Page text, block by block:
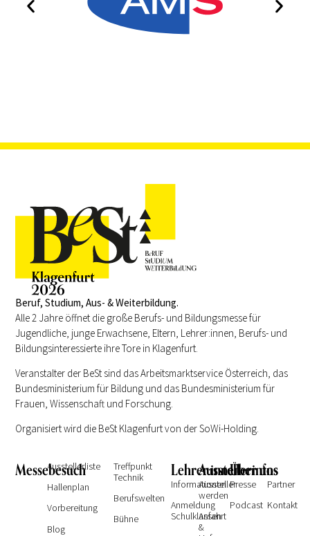
Beruf, Studium, Aus- & Weiterbildung.
Alle 2 Jahre öffnet die große Berufs- und Bildungsmesse für
Jugendliche, junge Erwachsene, Eltern, Lehrer:innen, Berufs- und
Bildungsinteressierte ihre Tore in Klagenfurt.
Veranstalter der BeSt sind das Arbeitsmarktservice Österreich, das
Bundesministerium für Bildung und das Bundesministerium für
Frauen, Wissenschaft und Forschung.
Organisiert wird die BeSt Klagenfurt von der SoWi-Holding.
Messebesuch
Ausstellerliste
Hallenplan
Vorbereitung
Blog
Treffpunkt
Technik
Berufswelten
Bühne
Lehrer:innen
Informationen
Anmeldung
Schulklassen
Ausstellerinfos
Aussteller
werden
Anfahrt
&
Über uns
Presse
Podcast
Partner
Kontakt